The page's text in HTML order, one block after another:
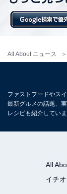
All About ニュース
ファストフードやス
最新グルメの話題、
レシピも紹介していま
All
イチ